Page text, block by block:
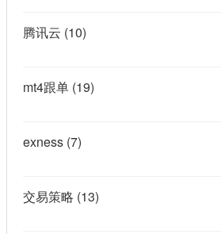
腾讯云 (10)
mt4跟单 (19)
exness (7)
交易策略 (13)